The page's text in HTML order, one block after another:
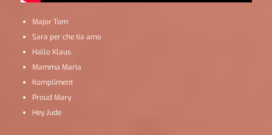
Major Tom
Sara per che tia amo
Hallo Klaus
Mamma Maria
Kompliment
Proud Mary
Hey Jude